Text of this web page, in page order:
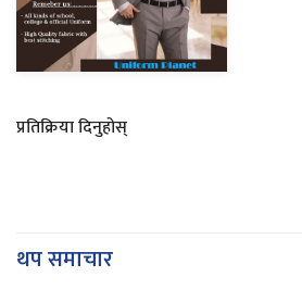
प्रतिक्रिया दिनुहोस्
थप समाचार